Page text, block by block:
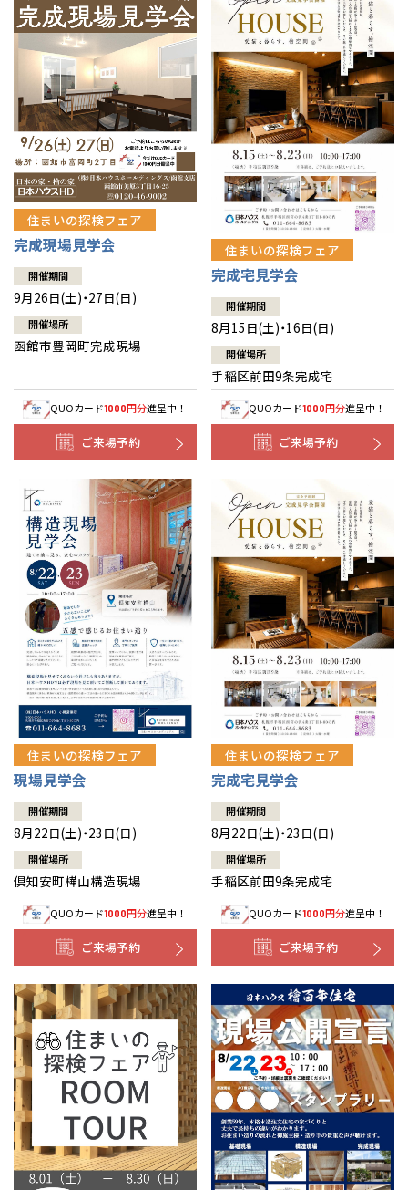
住まいの探検フェア
完成現場見学会
開催期間
9月26日(土)・27日(日)
開催場所
函館市豊岡町完成現場
QUOカード1000円分進呈中！
ご来場予約
住まいの探検フェア
完成宅見学会
開催期間
8月15日(土)・16日(日)
開催場所
手稲区前田9条完成宅
QUOカード1000円分進呈中！
ご来場予約
住まいの探検フェア
現場見学会
開催期間
8月22日(土)・23日(日)
開催場所
倶知安町樺山構造現場
QUOカード1000円分進呈中！
ご来場予約
住まいの探検フェア
完成宅見学会
開催期間
8月22日(土)・23日(日)
開催場所
手稲区前田9条完成宅
QUOカード1000円分進呈中！
ご来場予約
全国の展示場
北海道
札幌
道央
道北
道南
道東
東北
青森
秋田
岩手
山形
宮城
福島
甲信越・北陸
新潟
山梨
長野
富山
石川
福井
関東
東京
神奈川
埼玉
千葉
茨城
栃木
群馬
東海
愛知
岐阜
静岡
三重
近畿
大阪
京都
兵庫
奈良
滋賀
和歌山
中国・四国
岡山
香川
愛媛
鳥取
島根
広島
九州
福岡
佐賀
熊本
大分
宮崎
分譲マンション
※現住所のある都道府県以外の建築予定地の方でも現住所の有るお近
くの展示場又は店舗にお問合せください。移住の計画の方もご相談対
応します。お気軽にご相談ください。
お近くのイベント
北海道
札幌
札幌
小樽
道央
苫小牧千歳
小樽
道北
道南
道東
釧路
東北
青森県
八戸
青森
秋田県
秋田
岩手県
山形県
宮城県
仙台
福島県
会津
甲信越・北陸
新潟県
長岡
山梨県
長野県
富山県
富山
石川県
福井県
福井
関東
東京都
神奈川県
相模
埼玉県
埼玉
千葉県
千葉
柏
茨城県
水戸
栃木県
宇都宮
小山
群馬県
群馬
伊勢崎
東海
愛知県
岐阜県
岐阜
静岡県
三重県
四日市
近畿
大阪府
大阪
京都府
京都
兵庫県
姫路
奈良県
奈良
中国・四国
岡山県
岡山
愛媛県
松山
九州
福岡県
福岡
佐賀県
佐賀
熊本県
熊本
大分県
大分
宮崎県
宮崎
鹿児島県
鹿児島